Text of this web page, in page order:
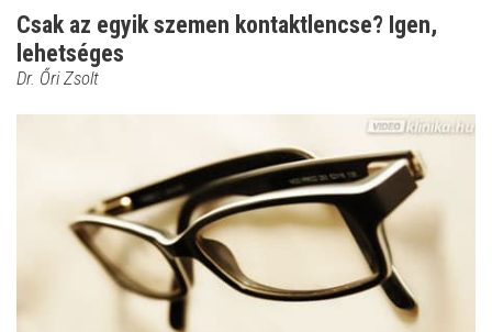
Csak az egyik szemen kontaktlencse? Igen,
lehetséges
Dr. Őri Zsolt